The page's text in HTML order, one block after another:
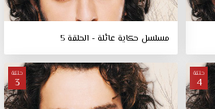
مسلسل حكاية عائلة - الحلقة 5
حلقة
4
حلقة
3